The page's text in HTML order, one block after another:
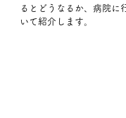
るとどうなるか、病院に
いて紹介します。